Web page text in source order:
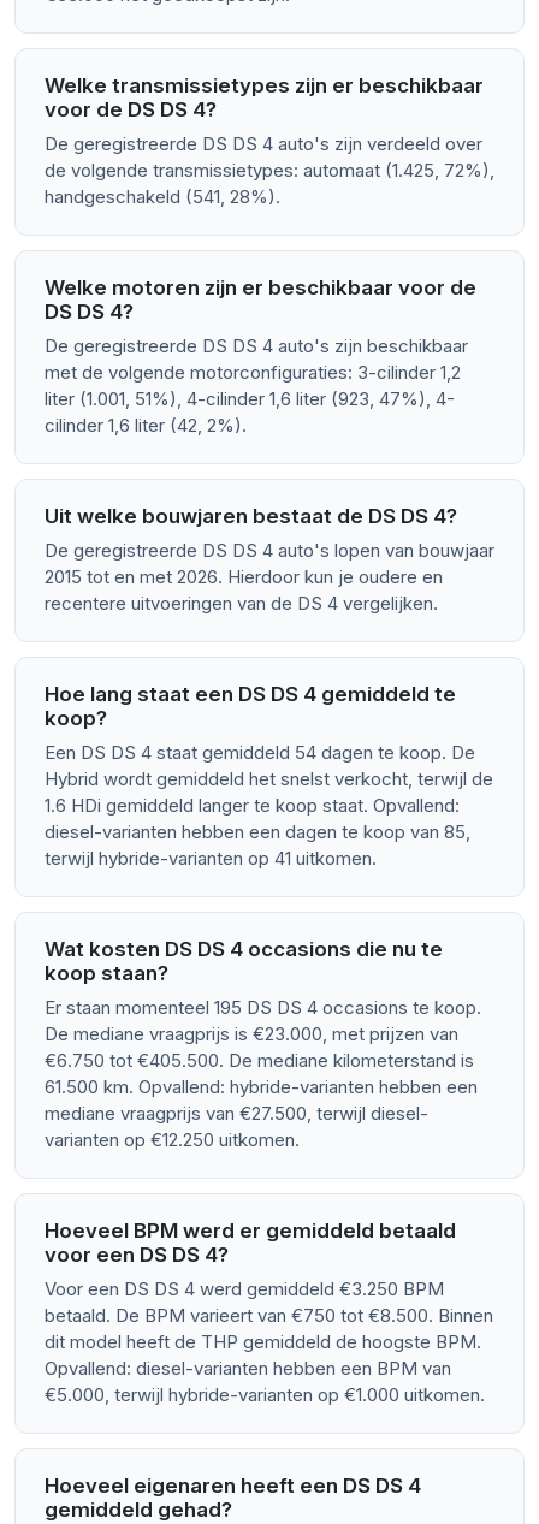
Welke transmissietypes zijn er beschikbaar
voor de DS DS 4?
De geregistreerde DS DS 4 auto's zijn verdeeld over
de volgende transmissietypes: automaat (1.425, 72%),
handgeschakeld (541, 28%).
Welke motoren zijn er beschikbaar voor de
DS DS 4?
De geregistreerde DS DS 4 auto's zijn beschikbaar
met de volgende motorconfiguraties: 3-cilinder 1,2
liter (1.001, 51%), 4-cilinder 1,6 liter (923, 47%), 4-
cilinder 1,6 liter (42, 2%).
Uit welke bouwjaren bestaat de DS DS 4?
De geregistreerde DS DS 4 auto's lopen van bouwjaar
2015 tot en met 2026. Hierdoor kun je oudere en
recentere uitvoeringen van de DS 4 vergelijken.
Hoe lang staat een DS DS 4 gemiddeld te
koop?
Een DS DS 4 staat gemiddeld 54 dagen te koop. De
Hybrid wordt gemiddeld het snelst verkocht, terwijl de
1.6 HDi gemiddeld langer te koop staat. Opvallend:
diesel-varianten hebben een dagen te koop van 85,
terwijl hybride-varianten op 41 uitkomen.
Wat kosten DS DS 4 occasions die nu te
koop staan?
Er staan momenteel 195 DS DS 4 occasions te koop.
De mediane vraagprijs is €23.000, met prijzen van
€6.750 tot €405.500. De mediane kilometerstand is
61.500 km. Opvallend: hybride-varianten hebben een
mediane vraagprijs van €27.500, terwijl diesel-
varianten op €12.250 uitkomen.
Hoeveel BPM werd er gemiddeld betaald
voor een DS DS 4?
Voor een DS DS 4 werd gemiddeld €3.250 BPM
betaald. De BPM varieert van €750 tot €8.500. Binnen
dit model heeft de THP gemiddeld de hoogste BPM.
Opvallend: diesel-varianten hebben een BPM van
€5.000, terwijl hybride-varianten op €1.000 uitkomen.
Hoeveel eigenaren heeft een DS DS 4
gemiddeld gehad?